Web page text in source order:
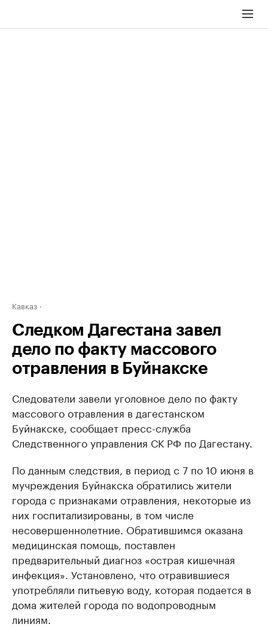
Кавказ
Следком Дагестана завел
дело по факту массового
отравления в Буйнакске
Следователи завели уголовное дело по факту
массового отравления в дагестанском
Буйнакске, сообщает пресс-служба
Следственного управления СК РФ по Дагестану.
По данным следствия, в период с 7 по 10 июня в
мучреждения Буйнакска обратились жители
города с признаками отравления, некоторые из
них госпитализированы, в том числе
несовершеннолетние. Обратившимся оказана
медицинская помощь, поставлен
предварительный диагноз «острая кишечная
инфекция». Установлено, что отравившиеся
употребляли питьевую воду, которая подается в
дома жителей города по водопроводным
линиям.